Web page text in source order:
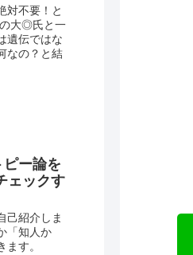
対不要！と
大◎氏と一
遺伝ではな
なの？と結
ー論を
ェックす
己紹介しま
「知人か
す。